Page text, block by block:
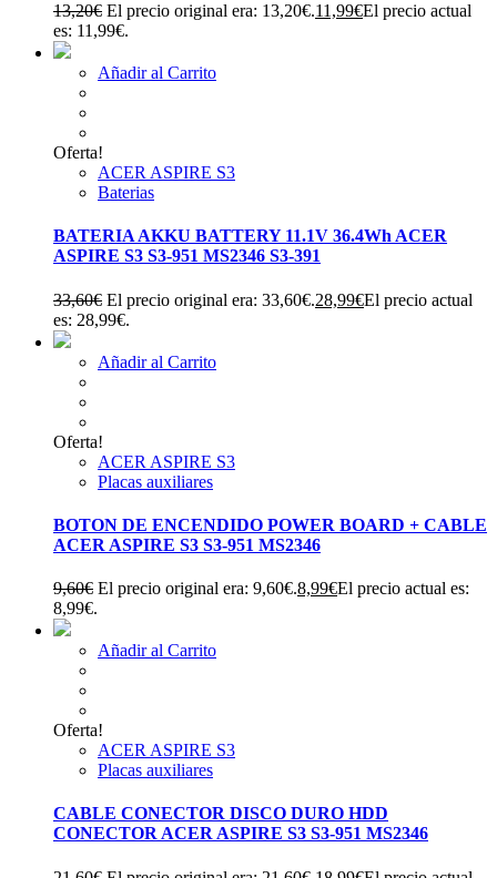
13,20€ El precio original era: 13,20€.11,99€El precio actual
es: 11,99€.
Añadir al Carrito
Oferta!
ACER ASPIRE S3
Baterias
BATERIA AKKU BATTERY 11.1V 36.4Wh ACER
ASPIRE S3 S3-951 MS2346 S3-391
33,60€ El precio original era: 33,60€.28,99€El precio actual
es: 28,99€.
Añadir al Carrito
Oferta!
ACER ASPIRE S3
Placas auxiliares
BOTON DE ENCENDIDO POWER BOARD + CABLE
ACER ASPIRE S3 S3-951 MS2346
9,60€ El precio original era: 9,60€.8,99€El precio actual es:
8,99€.
Añadir al Carrito
Oferta!
ACER ASPIRE S3
Placas auxiliares
CABLE CONECTOR DISCO DURO HDD
CONECTOR ACER ASPIRE S3 S3-951 MS2346